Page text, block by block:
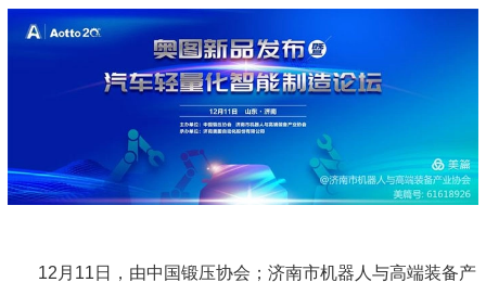
12月11日，由中国锻压协会；济南市机器人与高端装备产